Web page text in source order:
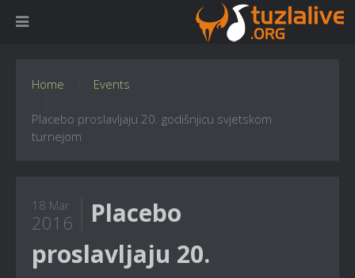
Home Events
Placebo proslavljaju 20. godišnjicu svjetskom
turnejom
18 Mar
2016
Placebo
proslavljaju 20.